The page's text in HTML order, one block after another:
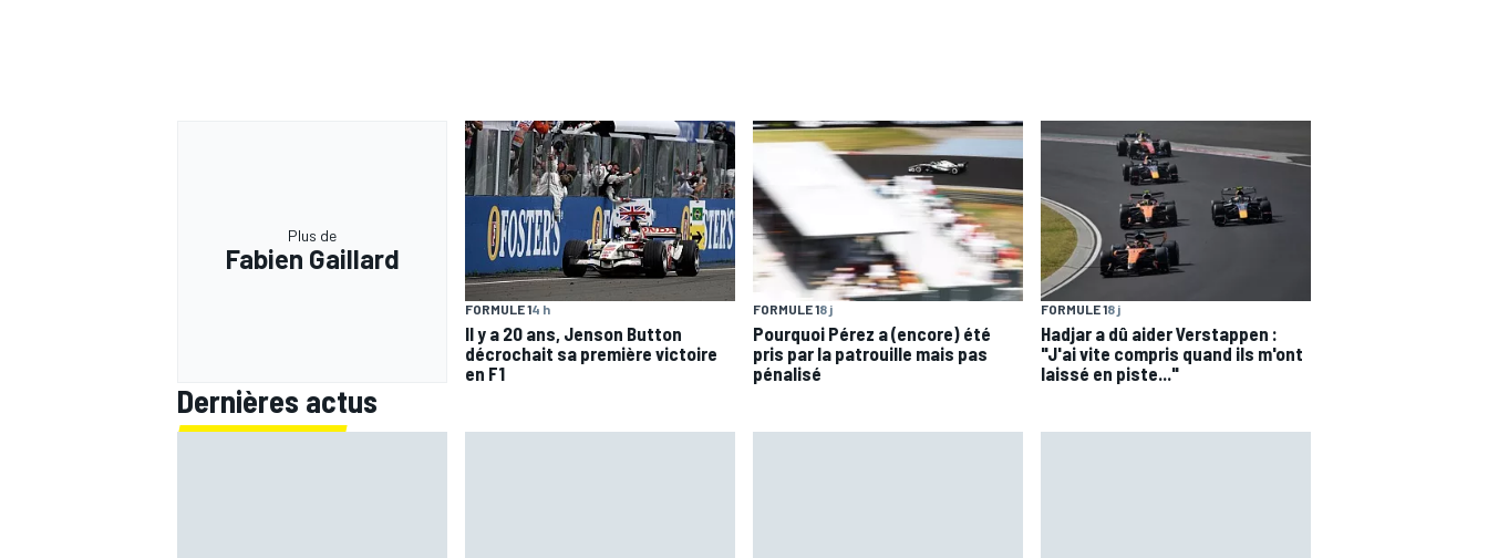
Plus de
Fabien Gaillard
FORMULE 14 h
Il y a 20 ans, Jenson Button
décrochait sa première victoire
en F1
FORMULE 18 j
Pourquoi Pérez a (encore) été
pris par la patrouille mais pas
pénalisé
FORMULE 18 j
Hadjar a dû aider Verstappen :
"J'ai vite compris quand ils m'ont
laissé en piste..."
Dernières actus